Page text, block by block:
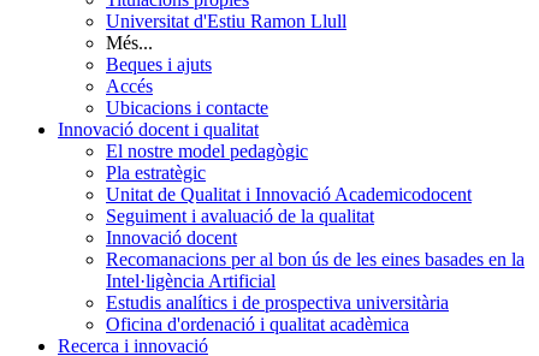
Universitat d'Estiu Ramon Llull
Més...
Beques i ajuts
Accés
Ubicacions i contacte
Innovació docent i qualitat
El nostre model pedagògic
Pla estratègic
Unitat de Qualitat i Innovació Academicodocent
Seguiment i avaluació de la qualitat
Innovació docent
Recomanacions per al bon ús de les eines basades en la
Intel·ligència Artificial
Estudis analítics i de prospectiva universitària
Oficina d'ordenació i qualitat acadèmica
Recerca i innovació